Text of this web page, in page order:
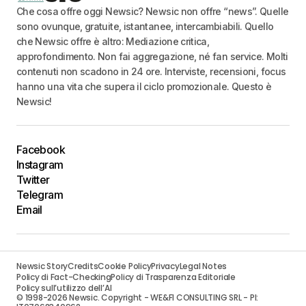
Che cosa offre oggi Newsic? Newsic non offre “news”. Quelle
sono ovunque, gratuite, istantanee, intercambiabili. Quello
che Newsic offre è altro: Mediazione critica,
approfondimento. Non fai aggregazione, né fan service. Molti
contenuti non scadono in 24 ore. Interviste, recensioni, focus
hanno una vita che supera il ciclo promozionale. Questo è
Newsic!
Facebook
Instagram
Twitter
Telegram
Email
Newsic StoryCreditsCookie PolicyPrivacyLegal Notes
Policy di Fact-CheckingPolicy di Trasparenza Editoriale
Policy sull’utilizzo dell’AI
© 1998-2026 Newsic. Copyright - WE&FI CONSULTING SRL - PI: